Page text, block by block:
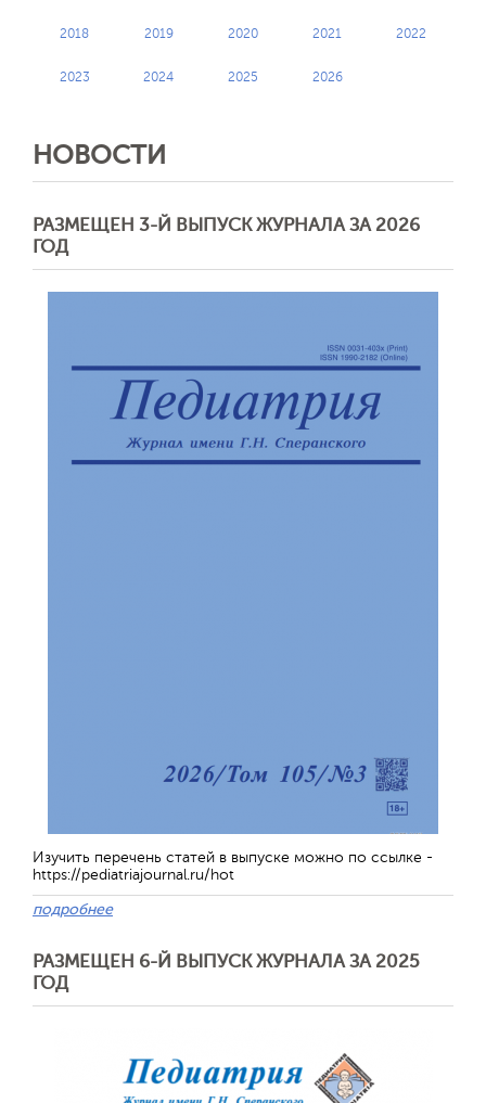
2018 2019 2020 2021 2022
2023 2024 2025 2026
НОВОСТИ
РАЗМЕЩЕН 3-Й ВЫПУСК ЖУРНАЛА ЗА 2026
ГОД
Изучить перечень статей в выпуске можно по ссылке -
https://pediatriajournal.ru/hot
подробнее
РАЗМЕЩЕН 6-Й ВЫПУСК ЖУРНАЛА ЗА 2025
ГОД